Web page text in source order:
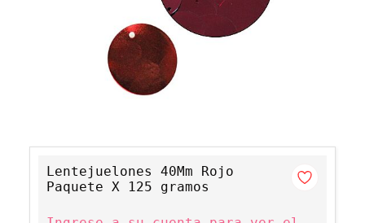
Lentejuelones 40Mm Rojo
Paquete X 125 gramos